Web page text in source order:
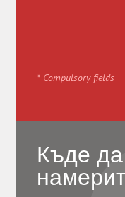
* Compulsory fields
Къде